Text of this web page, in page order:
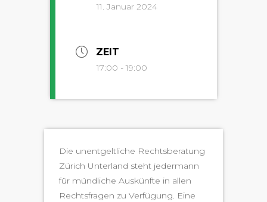
11. Januar 2024
ZEIT
17:00 - 19:00
Die unent­geltliche Rechts­ber­atung
Zürich Unter­land ste­ht jed­er­mann
für mündliche Auskün­fte in allen
Rechts­fra­gen zu Ver­fü­gung. Eine